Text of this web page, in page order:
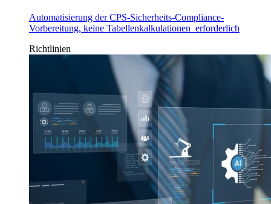
Automatisierung der CPS-Sicherheits-Compliance-
Vorbereitung, keine Tabellenkalkulationen erforderlich
Richtlinien